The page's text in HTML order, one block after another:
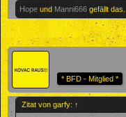
Hope und Manni666 gefällt das.
* BFD - Mitglied *
Zitat von garfy: ↑